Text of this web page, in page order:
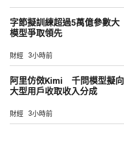
字節擬訓練超過5萬億參數大
模型爭取領先
財經 3小時前
阿里仿傚Kimi 千問模型擬向
大型用戶收取收入分成
財經 3小時前